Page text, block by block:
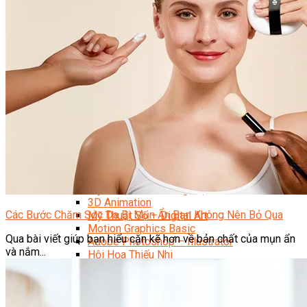
Data Visualization (Trực Quan Hóa Dữ Liệu)
Data System (Quản Trị Dữ Liệu)
Chuyên Viên Lập Trình (Full Stack)
Chuyên Viên Lập Trình Website (Full Stack)
Chuyên Viên Lập Trình Mobile (Full Stack)
Software Testing
Trọn Bộ Công Cụ AI Văn Phòng
Trọn Bộ Công Cụ AI Ứng Dụng Giảng Dạy
Lập Trình Cho Trẻ Em
Tin Học Ứng Dụng
Thiết Kế (Design)
Thiết Kế Đồ Họa Chuyên Nghiệp
Chuyên Viên Thiết Kế Nội Thất
3D Game Art & Design
Mỹ Thuật Đa Phương Tiện
3D Animation
Mỹ Thuật Số – Digital Art
Motion Graphics Basic
Adobe Photoshop – Illustrator
Hội Họa Thiếu Nhi
Các Bước Chăm Sóc Da Bị Mụn Ẩn Bạn Không Nên Bỏ Qua
Qua bài viết giúp bạn hiểu cặn kẽ hơn về bản chất của mụn ẩn
và nắm...